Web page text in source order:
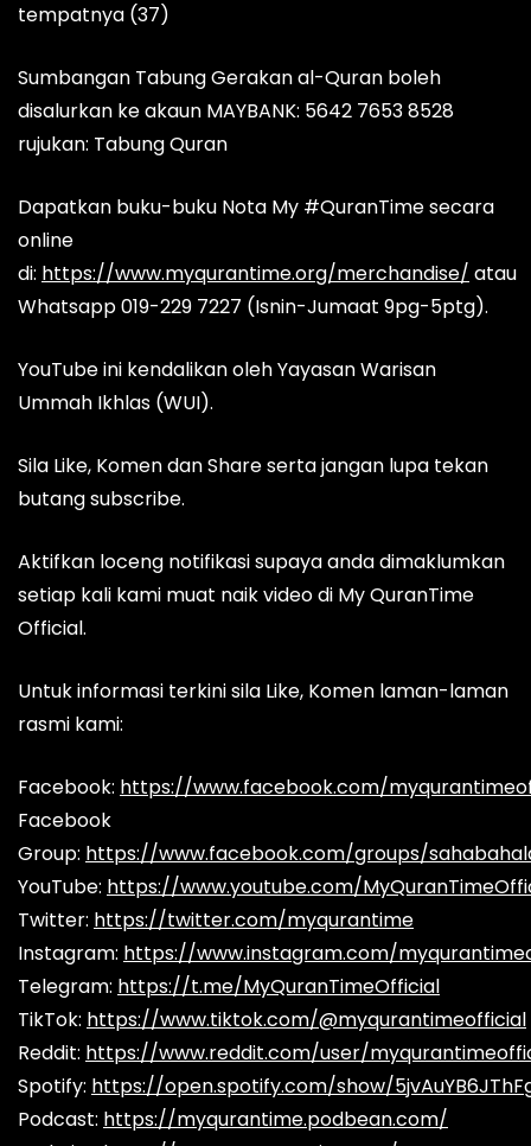
tempatnya (37)
Sumbangan Tabung Gerakan al-Quran boleh
disalurkan ke akaun MAYBANK: 5642 7653 8528
rujukan: Tabung Quran
Dapatkan buku-buku Nota My #QuranTime secara
online
di: https://www.myqurantime.org/merchandise/ atau
Whatsapp 019-229 7227 (Isnin-Jumaat 9pg-5ptg).
YouTube ini kendalikan oleh Yayasan Warisan
Ummah Ikhlas (WUI).
Sila Like, Komen dan Share serta jangan lupa tekan
butang subscribe.
Aktifkan loceng notifikasi supaya anda dimaklumkan
setiap kali kami muat naik video di My QuranTime
Official.
Untuk informasi terkini sila Like, Komen laman-laman
rasmi kami:
Facebook: https://www.facebook.com/
Facebook
Group: https://www.facebook.com/groups/
YouTube: https://www.youtube.com/
Twitter: https://twitter.com/myqurantime
Instagram: https://www.instagram.com/
Telegram: https://t.me/MyQuranTimeOfficial
TikTok: https://www.tiktok.com/@myqurantimeofficial
Reddit: https://www.reddit.com/user/
Spotify: https://open.spotify.com/show/
Podcast: https://myqurantime.podbean.com/